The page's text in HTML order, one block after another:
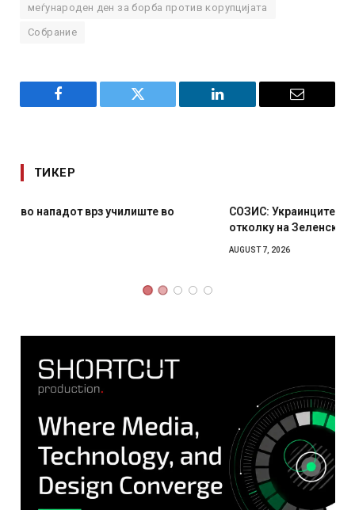
меѓународен ден за борба против корупцијата
Собрание
Facebook Twitter LinkedIn Email
ТИКЕР
СОЗИС: Украинците повеќе им веруваат на генералите